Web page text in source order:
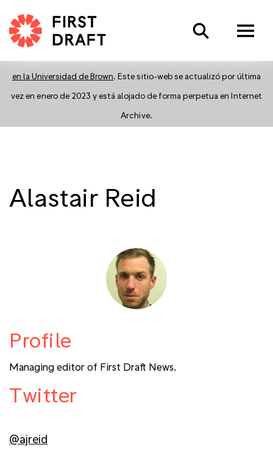
. OK
en la Universidad de Brown. Este sitio-web se actualizó por última
vez en enero de 2023 y está alojado de forma perpetua en Internet
Archive.
Search
Alastair Reid
Profile
Managing editor of First Draft News.
Twitter
@ajreid